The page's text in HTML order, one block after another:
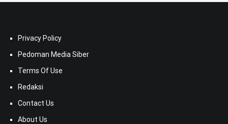
Privacy Policy
Pedoman Media Siber
Terms Of Use
Redaksi
Contact Us
About Us